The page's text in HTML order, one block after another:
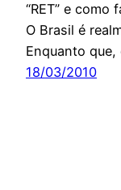
“RET” e como
O Brasil é
Enquanto
18/03/2010